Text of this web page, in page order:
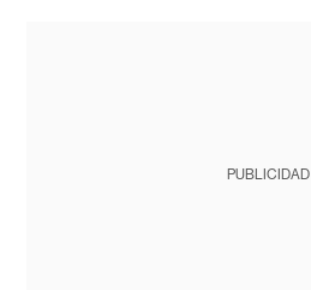
PUBLICIDAD